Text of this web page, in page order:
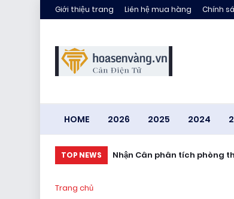
Giới thiệu trang Liên hệ mua hàng Chính
HOME 2026 2025 2024
TOP NEWS Nhận Cân phân tích phòng
Trang chủ